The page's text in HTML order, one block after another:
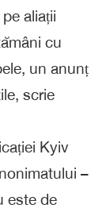
aliații
cu
un anunț
scrie
Kyiv
–
este de